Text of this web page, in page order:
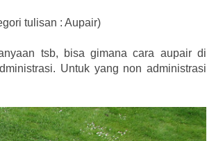
tulisan : Aupair)
tsb, bisa gimana cara aupair di
Untuk yang non administrasi